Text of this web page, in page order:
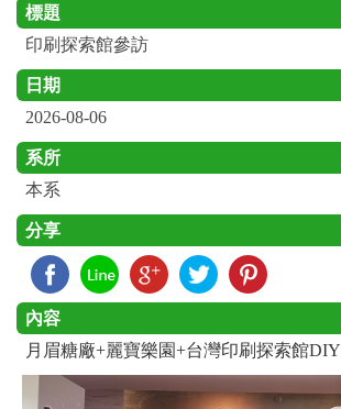
標題
印刷探索館參訪
日期
2026-08-06
系所
本系
分享
內容
月眉糖廠+麗寶樂園+台灣印刷探索館DIY